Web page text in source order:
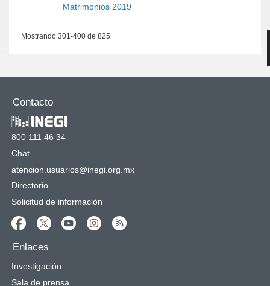
Matrimonios 2019
Mostrando 301-400 de 825
Contacto
800 111 46 34
Chat
atencion.usuarios@inegi.org.mx
Directorio
Solicitud de información
Enlaces
Investigación
Sala de prensa